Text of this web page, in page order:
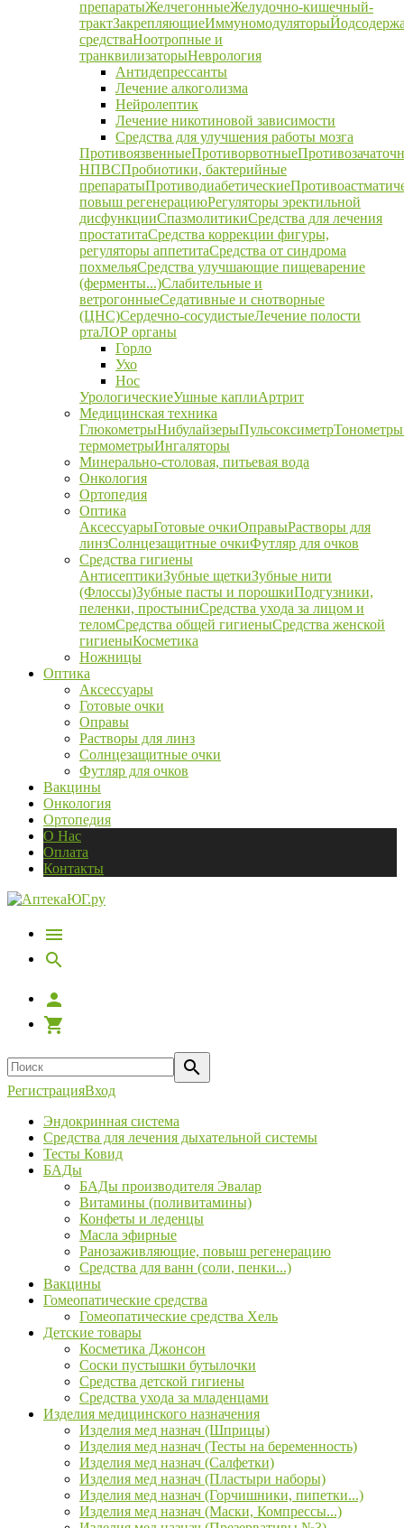
препаратыЖелчегонныеЖелудочно-кишечный-
трактЗакрепляющиеИммуномодуляторы
средстваНоотропные и
транквилизаторыНеврология
Антидепрессанты
Лечение алкоголизма
Нейролептик
Лечение никотиновой зависимости
Средства для улучшения работы мозга
ПротивоязвенныеПротиворвотные
НПВСПробиотики, бактерийные
препаратыПротиводиабетические
повыш регенерациюРегуляторы эректильной
дисфункцииСпазмолитикиСредства для лечения
простатитаСредства коррекции фигуры,
регуляторы аппетитаСредства от синдрома
похмельяСредства улучшающие пищеварение
(ферменты...)Слабительные и
ветрогонныеСедативные и снотворные
(ЦНС)Сердечно-сосудистыеЛечение полости
ртаЛОР органы
Горло
Ухо
Нос
УрологическиеУшные каплиАртрит
Медицинская техника
ГлюкометрыНибулайзерыПульсоксиметрТонометры
термометрыИнгаляторы
Минерально-столовая, питьевая вода
Онкология
Ортопедия
Оптика
АксессуарыГотовые очкиОправыРастворы для
линзСолнцезащитные очкиФутляр для очков
Средства гигиены
АнтисептикиЗубные щеткиЗубные нити
(Флоссы)Зубные пасты и порошкиПодгузники,
пеленки, простыниСредства ухода за лицом и
теломСредства общей гигиеныСредства женской
гигиеныКосметика
Ножницы
Оптика
Аксессуары
Готовые очки
Оправы
Растворы для линз
Солнцезащитные очки
Футляр для очков
Вакцины
Онкология
Ортопедия
О Нас
Оплата
Контакты
РегистрацияВход
Эндокринная система
Средства для лечения дыхательной системы
Тесты Ковид
БАДы
БАДы производителя Эвалар
Витамины (поливитамины)
Конфеты и леденцы
Масла эфирные
Ранозаживляющие, повыш регенерацию
Средства для ванн (соли, пенки...)
Вакцины
Гомеопатические средства
Гомеопатические средства Хель
Детские товары
Косметика Джонсон
Соски пустышки бутылочки
Средства детской гигиены
Средства ухода за младенцами
Изделия медицинского назначения
Изделия мед назнач (Шприцы)
Изделия мед назнач (Тесты на беременность)
Изделия мед назнач (Салфетки)
Изделия мед назнач (Пластыри наборы)
Изделия мед назнач (Горчишники, пипетки...)
Изделия мед назнач (Маски, Компрессы...)